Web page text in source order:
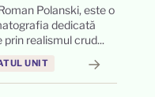
Polanski, este o
dedicată
realismul crud...
UNIT →